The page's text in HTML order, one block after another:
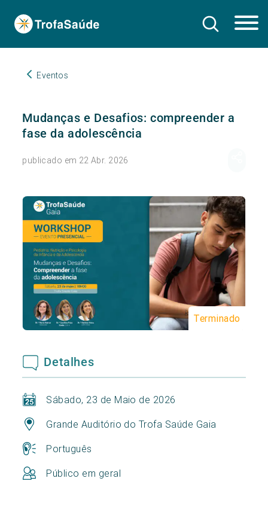
Eventos
Mudanças e Desafios: compreender a
fase da adolescência
publicado em 22 Abr. 2026
Terminado
Detalhes
Sábado, 23 de Maio de 2026
Grande Auditório do Trofa Saúde Gaia
Português
Público em geral